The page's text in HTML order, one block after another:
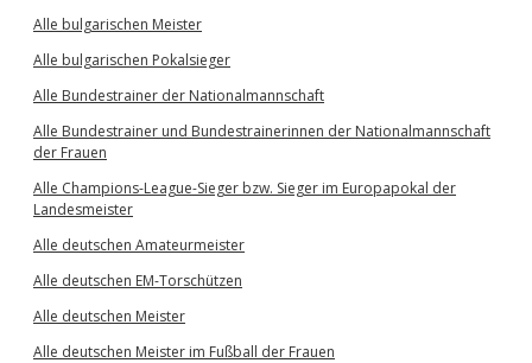
Alle bulgarischen Meister
Alle bulgarischen Pokalsieger
Alle Bundestrainer der Nationalmannschaft
Alle Bundestrainer und Bundestrainerinnen der Nationalmannschaft
der Frauen
Alle Champions-League-Sieger bzw. Sieger im Europapokal der
Landesmeister
Alle deutschen Amateurmeister
Alle deutschen EM-Torschützen
Alle deutschen Meister
Alle deutschen Meister im Fußball der Frauen